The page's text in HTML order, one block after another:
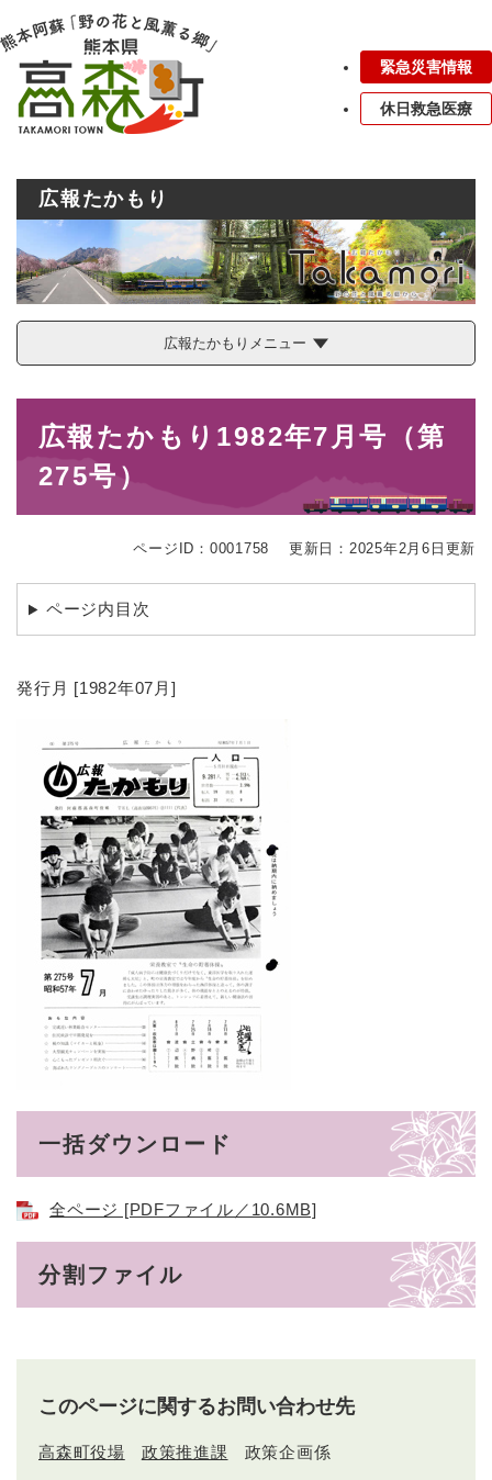
ー
ジ
メニューを飛ばして本文へ
緊急災害情報
休日救急医療
広報たかもり
広報たかもりメニュー
広報たかもり1982年7月号（第
275号）
ページID：0001758 更新日：2025年2月6日更新
ページ内目次
発行月 [1982年07月]​
一括ダウンロード
全ページ [PDFファイル／10.6MB]
分割ファイル
このページに関するお問い合わせ先
高森町役場 政策推進課 政策企画係